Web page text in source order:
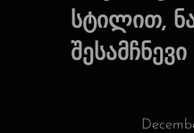
სტილით,